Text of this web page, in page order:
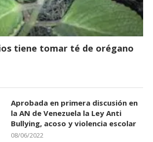
tiene tomar té de orégano
Aprobada en primera discusión en
la AN de Venezuela la Ley Anti
Bullying, acoso y violencia escolar
08/06/2022